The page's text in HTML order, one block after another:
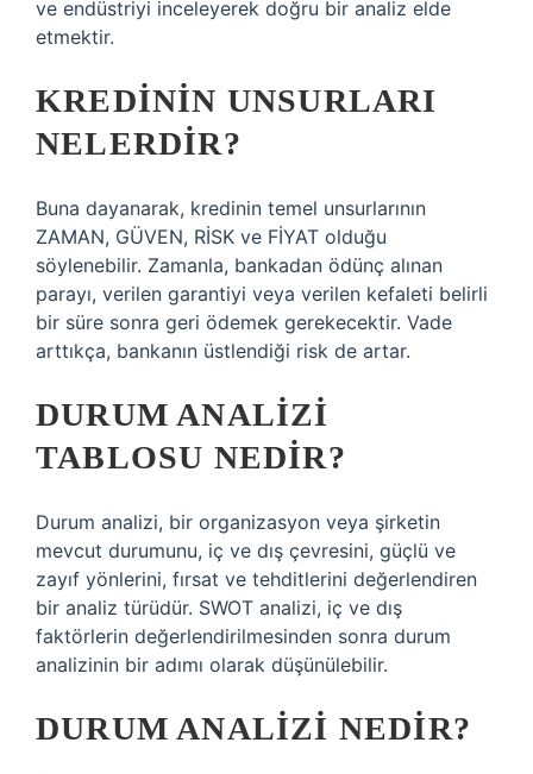
ve endüstriyi inceleyerek doğru bir analiz elde
etmektir.
KREDININ UNSURLARI
NELERDIR?
Buna dayanarak, kredinin temel unsurlarının
ZAMAN, GÜVEN, RİSK ve FİYAT olduğu
söylenebilir. Zamanla, bankadan ödünç alınan
parayı, verilen garantiyi veya verilen kefaleti belirli
bir süre sonra geri ödemek gerekecektir. Vade
arttıkça, bankanın üstlendiği risk de artar.
DURUM ANALIZI
TABLOSU NEDIR?
Durum analizi, bir organizasyon veya şirketin
mevcut durumunu, iç ve dış çevresini, güçlü ve
zayıf yönlerini, fırsat ve tehditlerini değerlendiren
bir analiz türüdür. SWOT analizi, iç ve dış
faktörlerin değerlendirilmesinden sonra durum
analizinin bir adımı olarak düşünülebilir.
DURUM ANALIZI NEDIR?